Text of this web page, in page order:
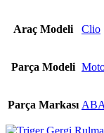
Araç Modeli Clio
Parça Modeli
Parça Markası ABA